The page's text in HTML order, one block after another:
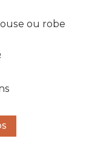
à la vidéo.
ou robe